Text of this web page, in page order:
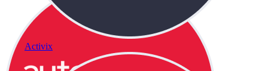
Activix